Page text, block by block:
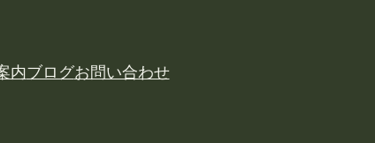
内ブログお問い合わせ